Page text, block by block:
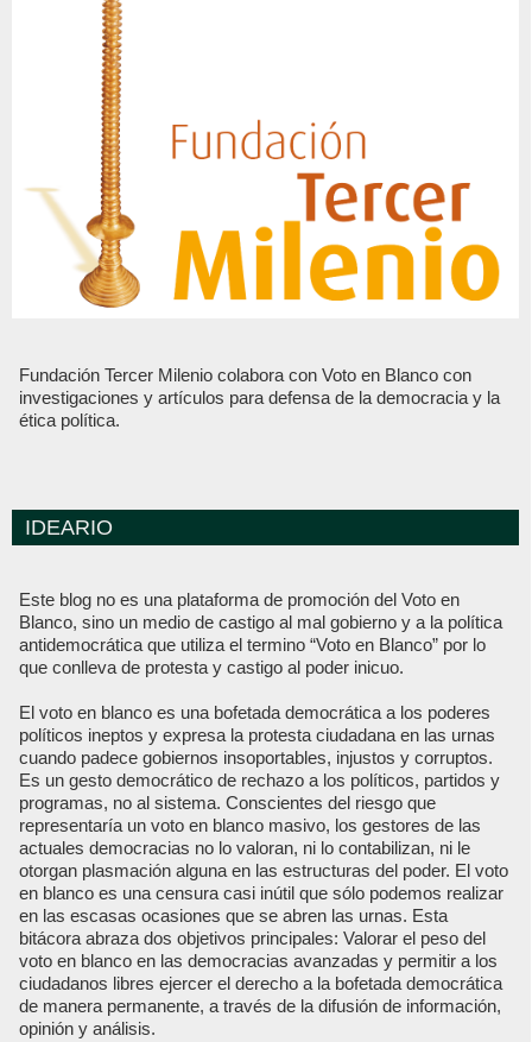
Fundación Tercer Milenio colabora con Voto en Blanco con
investigaciones y artículos para defensa de la democracia y la
ética política.
IDEARIO
Este blog no es una plataforma de promoción del Voto en
Blanco, sino un medio de castigo al mal gobierno y a la política
antidemocrática que utiliza el termino “Voto en Blanco” por lo
que conlleva de protesta y castigo al poder inicuo.
El voto en blanco es una bofetada democrática a los poderes
políticos ineptos y expresa la protesta ciudadana en las urnas
cuando padece gobiernos insoportables, injustos y corruptos.
Es un gesto democrático de rechazo a los políticos, partidos y
programas, no al sistema. Conscientes del riesgo que
representaría un voto en blanco masivo, los gestores de las
actuales democracias no lo valoran, ni lo contabilizan, ni le
otorgan plasmación alguna en las estructuras del poder. El voto
en blanco es una censura casi inútil que sólo podemos realizar
en las escasas ocasiones que se abren las urnas. Esta
bitácora abraza dos objetivos principales: Valorar el peso del
voto en blanco en las democracias avanzadas y permitir a los
ciudadanos libres ejercer el derecho a la bofetada democrática
de manera permanente, a través de la difusión de información,
opinión y análisis.